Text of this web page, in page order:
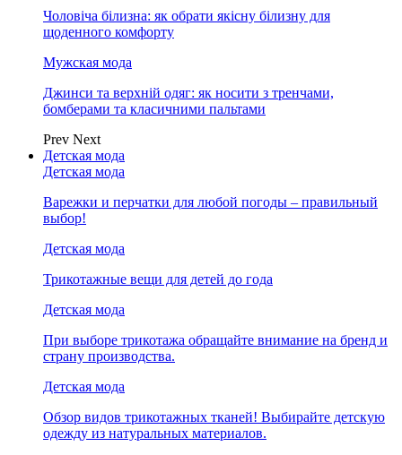
Чоловіча білизна: як обрати якісну білизну для
щоденного комфорту
Мужская мода
Джинси та верхній одяг: як носити з тренчами,
бомберами та класичними пальтами
Prev Next
Детская мода
Детская мода
Варежки и перчатки для любой погоды – правильный
выбор!
Детская мода
Трикотажные вещи для детей до года
Детская мода
При выборе трикотажа обращайте внимание на бренд и
страну производства.
Детская мода
Обзор видов трикотажных тканей! Выбирайте детскую
одежду из натуральных материалов.